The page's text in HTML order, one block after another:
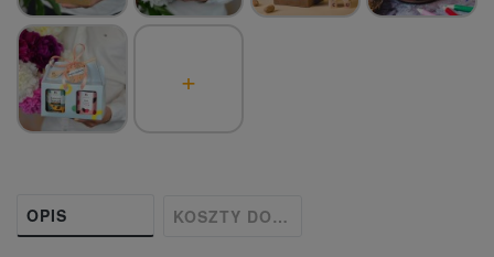
+
OPIS KOSZTY DOSTAWY